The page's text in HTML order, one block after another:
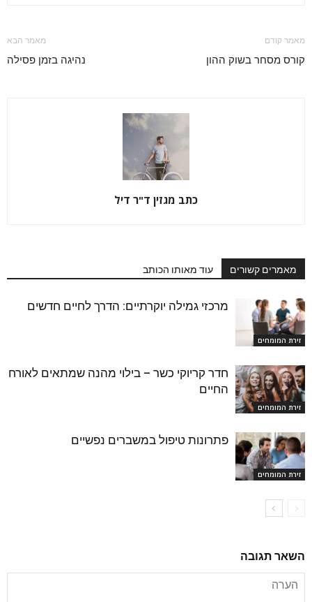
מאמר קודם
קורס מסחר בשוק ההון
מאמר הבא
נהיגה בזמן פסילה
כתב מגזין ד"ר דיל
מאמרים קשורים עוד מאותו הכותב
זירת המומחים
מרכזי גמילה יוקרתיים: הדרך לחיים חדשים
זירת המומחים
חדר קריוקי כשר – בילוי מהנה שמתאים לאורח
החיים
זירת המומחים
פתרונות טיפול במשברים נפשיים
השאר תגובה